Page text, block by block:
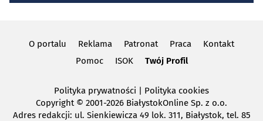
O portalu Reklama Patronat Praca
Kontakt
Pomoc
ISOK Twój Profil
Polityka prywatności
Polityka cookies
Copyright© 2001-2026 BiałystokOnline Sp. z o.o.
Adres redakcji: ul. Sienkiewicza 49 lok. 311, Białystok, tel. 85